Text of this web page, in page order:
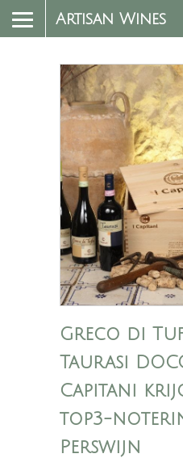
Artisan Wines
Greco di
Taurasi
Capitani
top3-
Perswijn